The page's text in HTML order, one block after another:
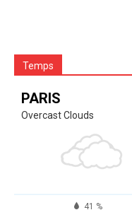
Temps
PARIS
Overcast Clouds
41 %